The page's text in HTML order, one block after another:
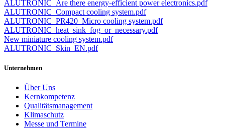
ALUTRONIC_Are there energy-efficient power electronics.pdf
ALUTRONIC_Compact cooling system.pdf
ALUTRONIC_PR420_Micro cooling system.pdf
ALUTRONIC_heat_sink_fog_or_necessary.pdf
New miniature cooling system.pdf
ALUTRONIC_Skin_EN.pdf
Unternehmen
Über Uns
Kernkompetenz
Qualitätsmanagement
Klimaschutz
Messe und Termine